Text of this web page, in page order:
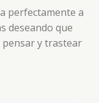
perfectamente a
deseando que
y trastear